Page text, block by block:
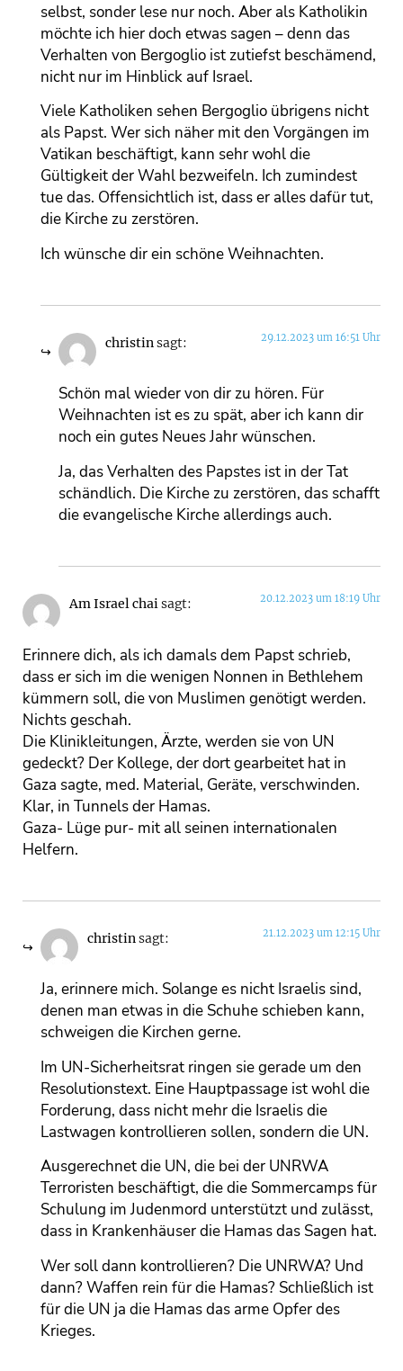
selbst, sonder lese nur noch. Aber als Katholikin
möchte ich hier doch etwas sagen – denn das
Verhalten von Bergoglio ist zutiefst beschämend,
nicht nur im Hinblick auf Israel.
Viele Katholiken sehen Bergoglio übrigens nicht
als Papst. Wer sich näher mit den Vorgängen im
Vatikan beschäftigt, kann sehr wohl die
Gültigkeit der Wahl bezweifeln. Ich zumindest
tue das. Offensichtlich ist, dass er alles dafür tut,
die Kirche zu zerstören.
Ich wünsche dir ein schöne Weihnachten.
christinsagt: 29.12.2023 um 16:51 Uhr
Schön mal wieder von dir zu hören. Für
Weihnachten ist es zu spät, aber ich kann dir
noch ein gutes Neues Jahr wünschen.
Ja, das Verhalten des Papstes ist in der Tat
schändlich. Die Kirche zu zerstören, das schafft
die evangelische Kirche allerdings auch.
Am Israel chaisagt: 20.12.2023 um 18:19 Uhr
Erinnere dich, als ich damals dem Papst schrieb,
dass er sich im die wenigen Nonnen in Bethlehem
kümmern soll, die von Muslimen genötigt werden.
Nichts geschah.
Die Klinikleitungen, Ärzte, werden sie von UN
gedeckt? Der Kollege, der dort gearbeitet hat in
Gaza sagte, med. Material, Geräte, verschwinden.
Klar, in Tunnels der Hamas.
Gaza- Lüge pur- mit all seinen internationalen
Helfern.
christinsagt: 21.12.2023 um 12:15 Uhr
Ja, erinnere mich. Solange es nicht Israelis sind,
denen man etwas in die Schuhe schieben kann,
schweigen die Kirchen gerne.
Im UN-Sicherheitsrat ringen sie gerade um den
Resolutionstext. Eine Hauptpassage ist wohl die
Forderung, dass nicht mehr die Israelis die
Lastwagen kontrollieren sollen, sondern die UN.
Ausgerechnet die UN, die bei der UNRWA
Terroristen beschäftigt, die die Sommercamps für
Schulung im Judenmord unterstützt und zulässt,
dass in Krankenhäuser die Hamas das Sagen hat.
Wer soll dann kontrollieren? Die UNRWA? Und
dann? Waffen rein für die Hamas? Schließlich ist
für die UN ja die Hamas das arme Opfer des
Krieges.